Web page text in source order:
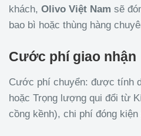
khách, Olivo Việt Nam sẽ
bao bì hoặc thùng hàng
Cước phí giao nhận
Cước phí chuyển: được tính
hoặc Trọng lượng qui đổi từ
cồng kềnh), chi phí đóng